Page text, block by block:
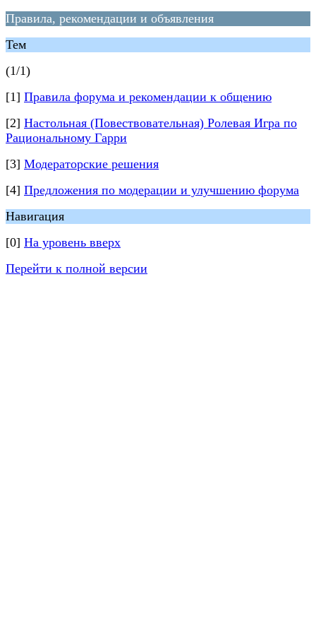
Правила, рекомендации и объявления
Тем
(1/1)
[1] Правила форума и рекомендации к общению
[2] Настольная (Повествовательная) Ролевая Игра по
Рациональному Гарри
[3] Модераторские решения
[4] Предложения по модерации и улучшению форума
Навигация
[0] На уровень вверх
Перейти к полной версии